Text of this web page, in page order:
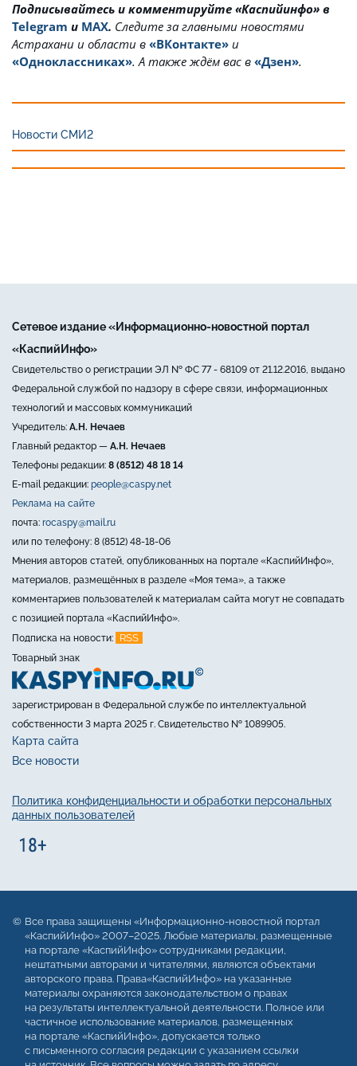
Подписывайтесь и комментируйте «Каспийинфо» в
Telegram и MAX. Cледите за главными новостями
Астрахани и области в «ВКонтакте» и
«Одноклассниках». А также ждём вас в «Дзен».
Новости СМИ2
Сетевое издание «Информационно-новостной портал
«КаспийИнфо»
Свидетельство о регистрации ЭЛ № ФС 77 - 68109 от 21.12.2016, выдано
Федеральной службой по надзору в сфере связи, информационных
технологий и массовых коммуникаций
Учредитель: А.Н. Нечаев
Главный редактор — А.Н. Нечаев
Телефоны редакции: 8 (8512) 48 18 14
E-mail редакции: people@caspy.net
Реклама на сайте
почта: rocaspy@mail.ru
или по телефону: 8 (8512) 48-18-06
Мнения авторов статей, опубликованных на портале «КаспийИнфо»,
материалов, размещённых в разделе «Моя тема», а также
комментариев пользователей к материалам сайта могут не совпадать
с позицией портала «КаспийИнфо».
Подписка на новости:
RSS
Товарный знак
зарегистрирован в Федеральной службе по интеллектуальной
собственности 3 марта 2025 г. Свидетельство № 1089905.
Карта сайта
Все новости
Политика конфиденциальности и обработки персональных
данных пользователей
Все права защищены «Информационно-новостной портал
«КаспийИнфо» 2007–2025. Любые материалы, размещенные
на портале «КаспийИнфо» сотрудниками редакции,
нештатными авторами и читателями, являются объектами
авторского права. Права«КаспийИнфо» на указанные
материалы охраняются законодательством о правах
на результаты интеллектуальной деятельности. Полное или
частичное использование материалов, размещенных
на портале «КаспийИнфо», допускается только
с письменного согласия редакции с указанием ссылки